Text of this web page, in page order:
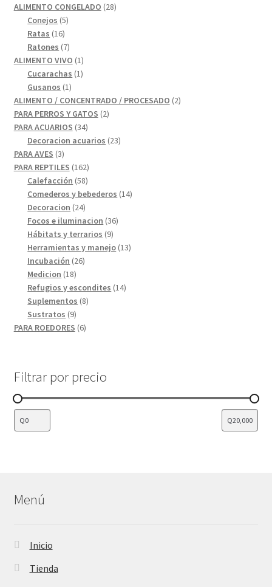
ALIMENTO CONGELADO 2828
Conejos 55
Ratas 1616
productos
Ratones 77
productos
ALIMENTO VIVO 11
producto
Cucarachas 11
Gusanos 11
producto
ALIMENTO / CONCENTRADO / PROCESADO 22
PARA PERROS Y GATOS 22
PARA ACUARIOS 3434
productos
Decoracion acuarios 2323
PARA AVES 33
productos
PARA REPTILES 162162
productos
Calefacción 5858
productos
Comederos y bebederos 1414
Decoracion 2424
productos
Focos e iluminacion 3636
Hábitats y terrarios 99
productos
Herramientas y manejo 1313
Incubación 2626
Medicion 1818
productos
Refugios y escondites 1414
Suplementos 88
Sustratos 99
productos
PARA ROEDORES 66
Filtrar por precio
Menú
Inicio
Tienda